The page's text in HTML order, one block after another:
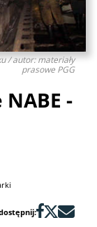
/ autor: materiały
prasowe PGG
-